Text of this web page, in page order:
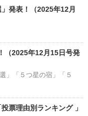
Channel
発表！（2025年12月
（2025年12月15日号発
」「５つ星の宿」「５
票理由別ランキング 」